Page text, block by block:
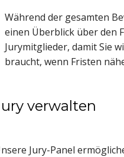
Während der gesamten
einen Überblick über den
Jurymitglieder, damit Sie
braucht, wenn Fristen
verwalten
Jury-Panel